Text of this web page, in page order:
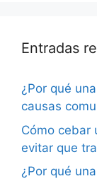
Entradas
¿Por qué
causas
Cómo cebar
evitar que
¿Por qué